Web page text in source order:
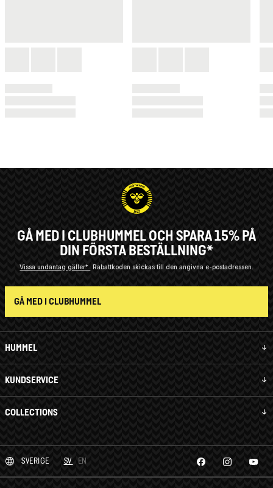
HUMMEL
KUNDSERVICE
COLLECTIONS
GÅ MED I CLUBHUMMEL OCH SPARA 15% PÅ
DIN FÖRSTA BESTÄLLNING*
Vissa undantag gäller* Rabattkoden skickas till den angivna e-postadressen.
GÅ MED I CLUBHUMMEL
SVERIGE SV EN